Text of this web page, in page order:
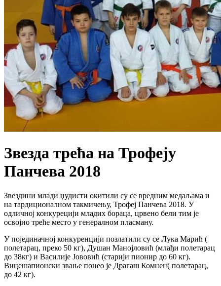
Звезда трећа на Трофеју
Панчева 2018
Звездини млади џудисти окитили су се вредним медаљама и
на тардиционалном такмичењу, Трофеј Панчева 2018. У
одличној конкурецији младих бораца, црвено бели тим је
освојио треће место у генералном пласману.
У појединачној конкуренцији позлатили су се Лука Марић (
полетарац, преко 50 кг), Душан Манојловић (млађи полетарац
до 38кг) и Василије Јововић (старији пионир до 60 кг).
Вицешапионски звање понео је Драгаш Комнен( полетарац,
до 42 кг).